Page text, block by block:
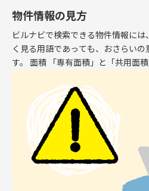
物件情報の見方
ビルナビで検索できる物件情報に
く見る用語であっても、おさらい
す。 面積 「専有面積」と「共用面
専有面積はオフィスとして利用でき